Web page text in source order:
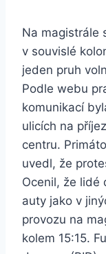
Na magistrále
v souvislé
jeden pruh
Podle webu
komunikací
ulicích na
centru.
uvedl, že
Ocenil, že lidé
auty jako v
provozu na
kolem 15:15.